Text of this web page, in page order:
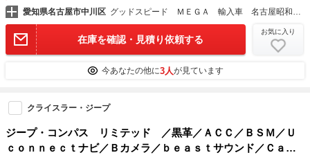
愛知県名古屋市中川区 グッドスピード ＭＥＧＡ 輸入車 名古屋昭和橋店
在庫を確認・見積り依頼する
お気に入り
今あなたの他に3人が見ています
クライスラー・ジープ
ジープ・コンパス リミテッド ／黒革／ＡＣＣ／ＢＳＭ／Ｕ
ｃｏｎｎｅｃｔナビ／Ｂカメラ／ｂｅａｓｔサウンド／Ｃａｒ